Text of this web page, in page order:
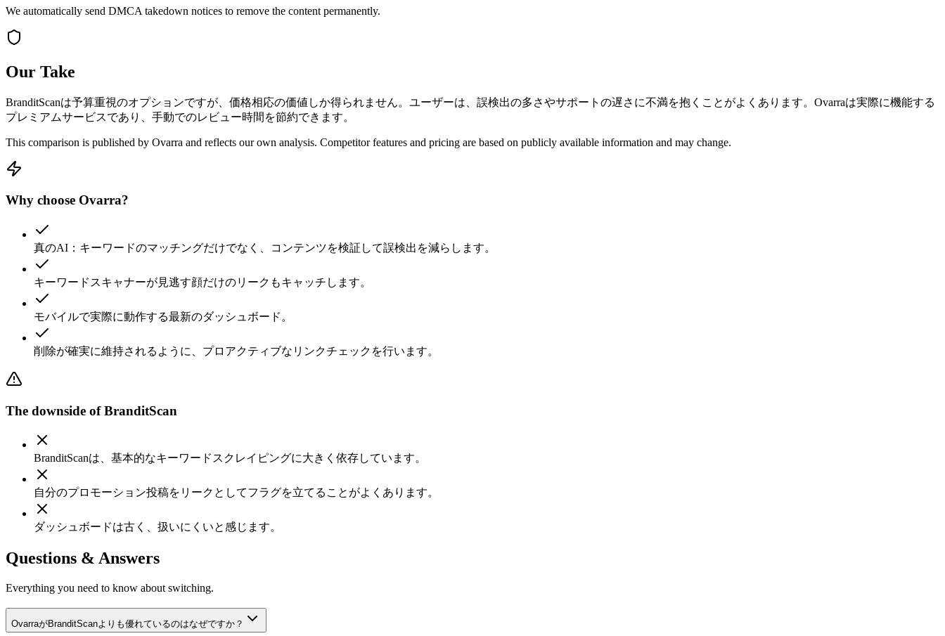
We automatically send DMCA takedown notices to remove the content permanently.
Our Take
BranditScanは予算重視のオプションですが、価格相応の価値しか得られません。ユーザーは、誤検出の多さやサポートの遅さに不満を抱くことがよくあります。Ovarraは実際に機能する
プレミアムサービスであり、手動でのレビュー時間を節約できます。
This comparison is published by Ovarra and reflects our own analysis. Competitor features and pricing are based on publicly available information and may change.
Why choose Ovarra?
真のAI：キーワードのマッチングだけでなく、コンテンツを検証して誤検出を減らします。
キーワードスキャナーが見逃す顔だけのリークもキャッチします。
モバイルで実際に動作する最新のダッシュボード。
削除が確実に維持されるように、プロアクティブなリンクチェックを行います。
The downside ofBranditScan
BranditScanは、基本的なキーワードスクレイピングに大きく依存しています。
自分のプロモーション投稿をリークとしてフラグを立てることがよくあります。
ダッシュボードは古く、扱いにくいと感じます。
Questions & Answers
Everything you need to know about switching.
OvarraがBranditScanよりも優れているのはなぜですか？